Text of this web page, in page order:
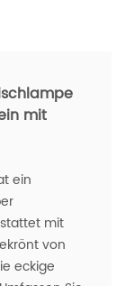
mit
ein
mit
von
eckige